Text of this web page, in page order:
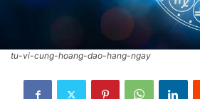
tu-vi-cung-hoang-dao-hang-ngay